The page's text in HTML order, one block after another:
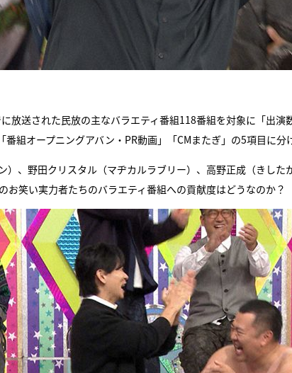
放送された民放の主なバラエティ番組118番組を対象に「出演
組オープニングアバン・PR動画」「CMまたぎ」の5項目に分
、野田クリスタル（マヂカルラブリー）、高野正成（きした
お笑い実力者たちのバラエティ番組への貢献度はどうなのか？